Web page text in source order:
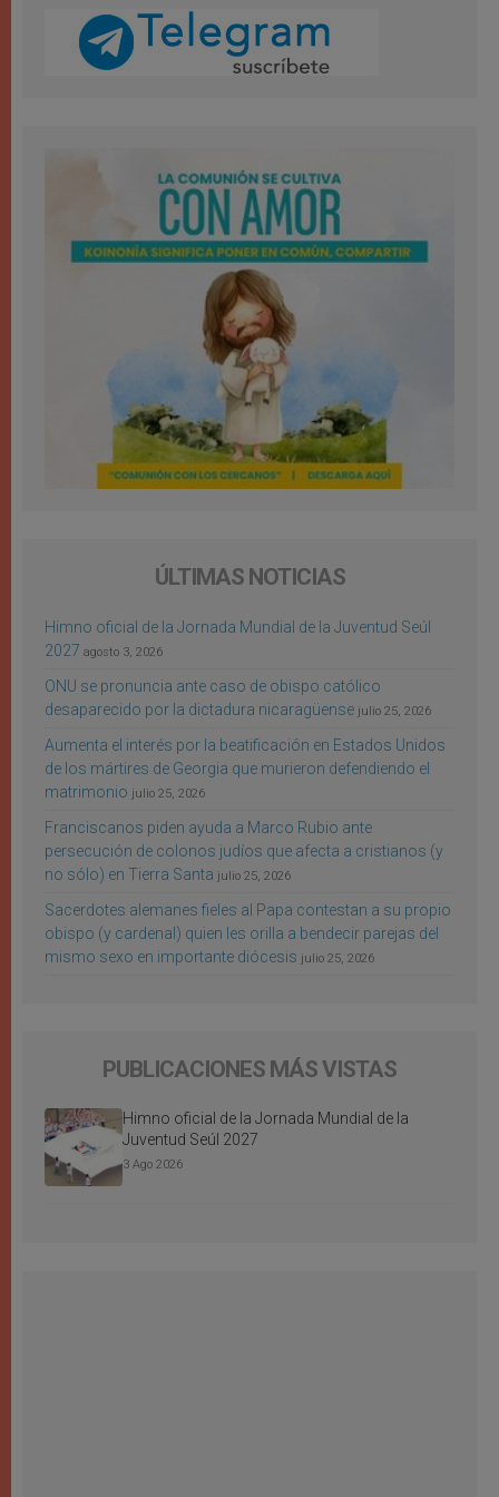
ÚLTIMAS NOTICIAS
Himno oficial de la Jornada Mundial de la Juventud Seúl
2027 agosto 3, 2026
ONU se pronuncia ante caso de obispo católico
desaparecido por la dictadura nicaragüense julio 25, 2026
Aumenta el interés por la beatificación en Estados Unidos
de los mártires de Georgia que murieron defendiendo el
matrimonio julio 25, 2026
Franciscanos piden ayuda a Marco Rubio ante
persecución de colonos judíos que afecta a cristianos (y
no sólo) en Tierra Santa julio 25, 2026
Sacerdotes alemanes fieles al Papa contestan a su propio
obispo (y cardenal) quien les orilla a bendecir parejas del
mismo sexo en importante diócesis julio 25, 2026
PUBLICACIONES MÁS VISTAS
Himno oficial de la Jornada Mundial de la
Juventud Seúl 2027
3 Ago 2026